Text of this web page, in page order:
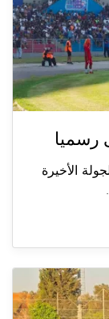
رسميا
زغرتا 1-0، في الجولة الأخيرة